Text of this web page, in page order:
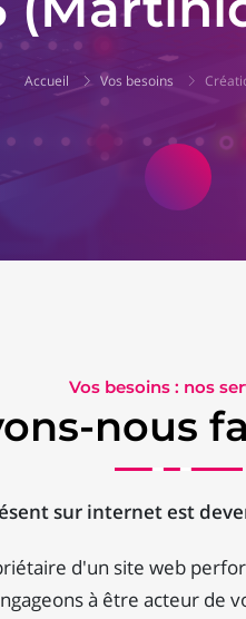
Accueil Vos besoins
Vos besoins : nos
nous
sur internet est
d'un site web
à être acteur de